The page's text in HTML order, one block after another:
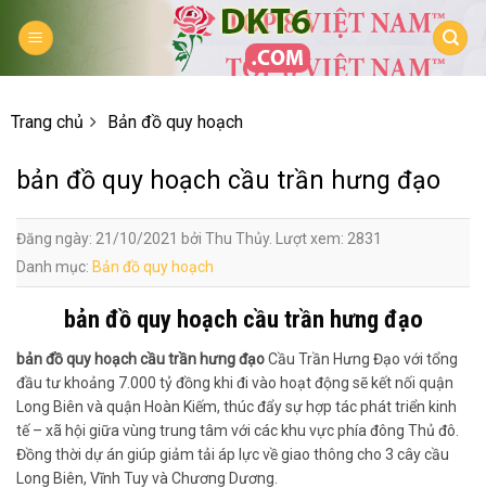
Trang chủ Bản đồ quy hoạch
bản đồ quy hoạch cầu trần hưng đạo
Đăng ngày: 21/10/2021 bởi Thu Thủy. Lượt xem: 2831
Danh mục: Bản đồ quy hoạch
bản đồ quy hoạch cầu trần hưng đạo
bản đồ quy hoạch cầu trần hưng đạoCầu Trần Hưng Đạo với tổng
đầu tư khoảng 7.000 tỷ đồng khi đi vào hoạt động sẽ kết nối quận
Long Biên và quận Hoàn Kiếm, thúc đẩy sự hợp tác phát triển kinh
tế – xã hội giữa vùng trung tâm với các khu vực phía đông Thủ đô.
Đồng thời dự án giúp giảm tải áp lực về giao thông cho 3 cây cầu
Long Biên, Vĩnh Tuy và Chương Dương.